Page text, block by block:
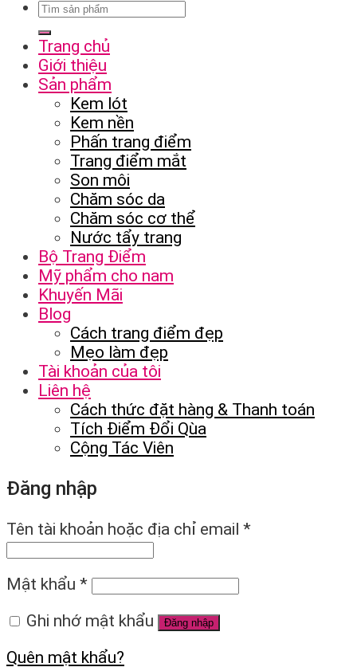
Trang chủ
Giới thiệu
Sản phẩm
Kem lót
Kem nền
Phấn trang điểm
Trang điểm mắt
Son môi
Chăm sóc da
Chăm sóc cơ thể
Nước tẩy trang
Bộ Trang Điểm
Mỹ phẩm cho nam
Khuyến Mãi
Blog
Cách trang điểm đẹp
Mẹo làm đẹp
Tài khoản của tôi
Liên hệ
Cách thức đặt hàng & Thanh toán
Tích Điểm Đổi Qùa
Cộng Tác Viên
Đăng nhập
Tên tài khoản hoặc địa chỉ email *
Mật khẩu *
Ghi nhớ mật khẩu
Đăng nhập
Quên mật khẩu?